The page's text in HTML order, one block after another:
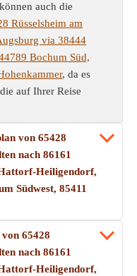
auch die
Rüsselsheim am
via 38444
Bochum Süd,
, da es
auf Ihrer Reise
von 65428
nach 86161
Heiligendorf,
Südwest, 85411
65428
nach 86161
Heiligendorf,